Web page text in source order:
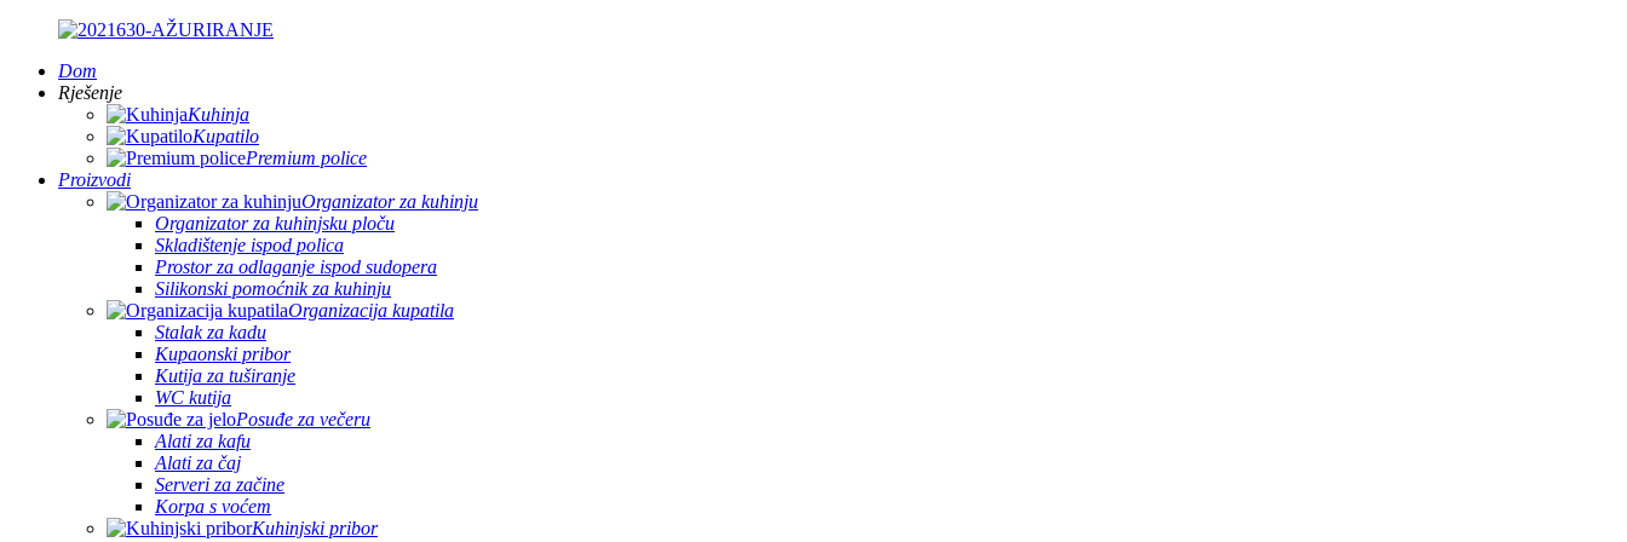
Dom
Rješenje
Kuhinja
Kupatilo
Premium police
Proizvodi
Organizator za kuhinju
Organizator za kuhinjsku ploču
Skladištenje ispod polica
Prostor za odlaganje ispod sudopera
Silikonski pomoćnik za kuhinju
Organizacija kupatila
Stalak za kadu
Kupaonski pribor
Kutija za tuširanje
WC kutija
Posuđe za večeru
Alati za kafu
Alati za čaj
Serveri za začine
Korpa s voćem
Kuhinjski pribor